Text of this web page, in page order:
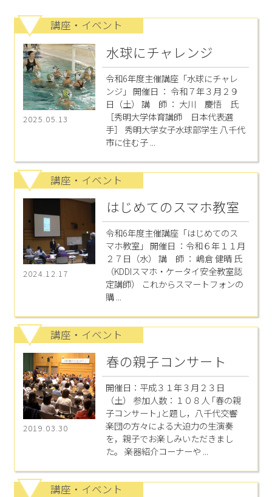
講座・イベント
2025.05.13
水球にチャレンジ
令和6年度主催講座「水球にチャレ
ンジ」 開催日 ： 令和７年３月２９
日（土） 講 師 ： 大川 慶悟 氏
［秀明大学体育講師 日本代表選
手］ 秀明大学女子水球部学生 八千代
市に住む子 ...
講座・イベント
2024.12.17
はじめてのスマホ教室
令和6年度主催講座「はじめてのス
マホ教室」 開催日 ：令和６年１１月
２７日（水） 講 師 ： 嶋倉 健晴 氏
（KDDIスマホ・ケータイ安全教室認
定講師） これからスマートフォンの
購 ...
講座・イベント
2019.03.30
春の親子コンサート
開催日：平成３１年３月２３日
（土） 参加人数：１０８人 ｢春の親
子コンサート｣と題し，八千代交響
楽団の方々による大迫力の生演奏
を，親子でお楽しみいただきまし
た。 楽器紹介コーナーや ...
講座・イベント